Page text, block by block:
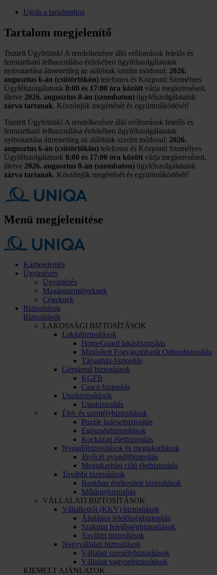
Ugrás a tartalomhoz
Tartalom megjelenítő
Tisztelt Ügyfelünk! A rendelkezésre álló erőforrások felelős és
fenntartható felhasználása érdekében ügyfélszolgálataink
nyitvatartása átmenetileg az alábbiak szerint módosul: 2026.
augusztus 6-án (csütörtökön) telefonos és Központi Személyes
Ügyfélszolgálatunk 8:00 és 17:00 óra között várja megkereséseit,
illetve 2026. augusztus 8-án (szombaton) ügyfélszolgálataink
zárva tartanak. Köszönjük megértését és együttműködését!
Tisztelt Ügyfelünk! A rendelkezésre álló erőforrások felelős és
fenntartható felhasználása érdekében ügyfélszolgálataink
nyitvatartása átmenetileg az alábbiak szerint módosul: 2026.
augusztus 6-án (csütörtökön) telefonos és Központi Személyes
Ügyfélszolgálatunk 8:00 és 17:00 óra között várja megkereséseit,
illetve 2026. augusztus 8-án (szombaton) ügyfélszolgálataink
zárva tartanak. Köszönjük megértését és együttműködését!
Menü megjelenítése
Kárbejelentés
Ügyintézés
Ügyintézés
Magánszemélyeknek
Cégeknek
Biztosítások
Biztosítások
LAKOSSÁGI BIZTOSÍTÁSOK
Lakásbiztosítások
HomeGuard lakásbiztosítás
Minősített Fogyasztóbarát Otthonbiztosítás
Társasház-biztosítás
Gépjármű biztosítások
KGFB
Casco biztosítás
Utasbiztosítások
Utasbiztosítás
Élet- és személybiztosítások
Puzzle balesetbiztosítás
Egészségbiztosítások
Kockázati életbiztosítás
Nyugdíjbiztosítások és megtakarítások
Jövőcél nyugdíjbiztosítás
Megtakarítási célú életbiztosítás
További biztosítások
Bankban értékesített biztosítások
Műtárgybiztosítás
VÁLLALATI BIZTOSÍTÁSOK
Vállalkozói (KKV) biztosítások
Általános felelősségbiztosítás
Szakmai felelősségbiztosítások
További biztosítások
Nagyvállalati biztosítások
Vállalati személybiztosítások
Vállalati vagyonbiztosítások
KIEMELT AJÁNLATOK